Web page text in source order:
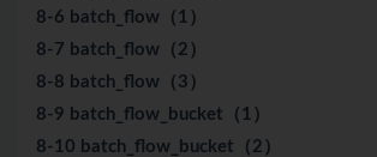
8-6 batch_flow（1）
8-7 batch_flow（2）
8-8 batch_flow（3）
8-9 batch_flow_bucket（1）
8-10 batch_flow_bucket（2）